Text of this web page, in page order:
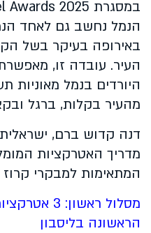
הנמל נחשב גם לאחד
באירופה בעיקר בשל
העיר. עובדה זו,
היורדים בנמל מאוניות
מהעיר בקלות, ברגל
דנה קדוש ברם,
מדריך האטרקציות
המתאימות למבקרי
מסלול
הראשונה בליסבון